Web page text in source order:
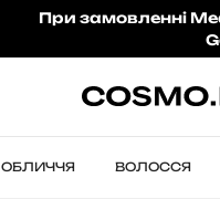
При замовленні
ОБЛИЧЧЯ ВОЛОССЯ